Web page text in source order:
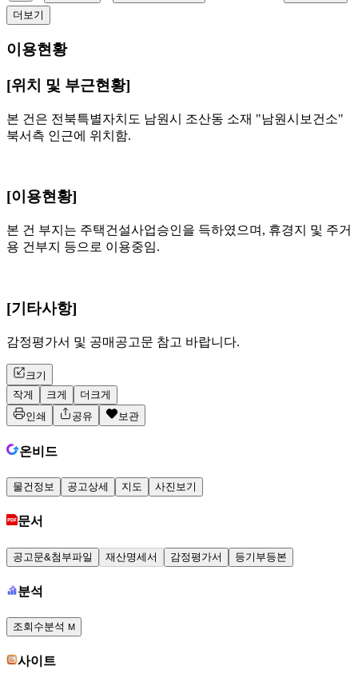
더보기
이용현황
[위치 및 부근현황]
본 건은 전북특별자치도 남원시 조산동 소재 "남원시보건소"
북서측 인근에 위치함.
[이용현황]
본 건 부지는 주택건설사업승인을 득하였으며, 휴경지 및 주거
용 건부지 등으로 이용중임.
[기타사항]
감정평가서 및 공매공고문 참고 바랍니다.
크기
작게
크게
더크게
인쇄
공유 보관
온비드
물건정보 공고상세 지도 사진보기
문서
공고문&첨부파일 재산명세서 감정평가서 등기부등본
분석
조회수분석 M
사이트